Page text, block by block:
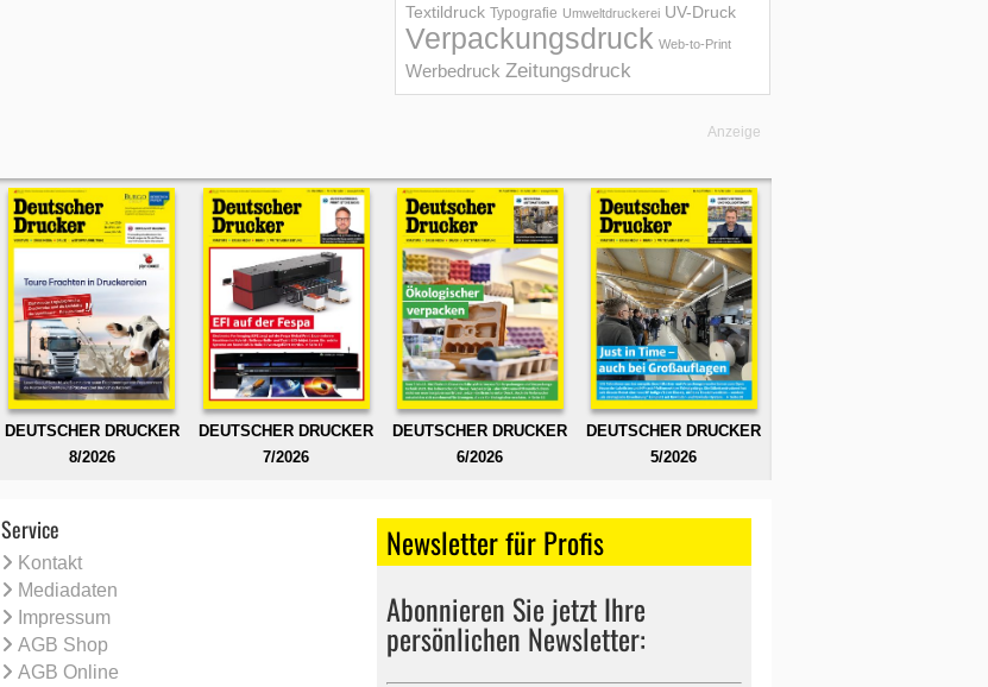
Textildruck Typografie Umweltdruckerei UV-Druck
Verpackungsdruck Web-to-Print
Werbedruck Zeitungsdruck
Anzeige
DEUTSCHER DRUCKER
8/2026
DEUTSCHER DRUCKER
7/2026
DEUTSCHER DRUCKER
6/2026
DEUTSCHER DRUCKER
5/2026
Service
Kontakt
Mediadaten
Impressum
AGB Shop
AGB Online
Newsletter für Profis
Abonnieren Sie jetzt Ihre
persönlichen Newsletter: